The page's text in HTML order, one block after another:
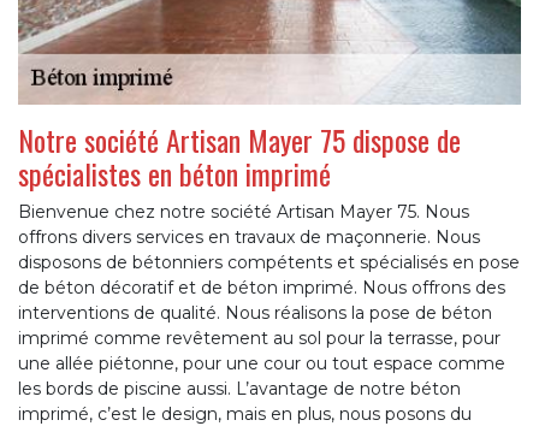
Notre société Artisan Mayer 75 dispose de
spécialistes en béton imprimé
Bienvenue chez notre société Artisan Mayer 75. Nous
offrons divers services en travaux de maçonnerie. Nous
disposons de bétonniers compétents et spécialisés en pose
de béton décoratif et de béton imprimé. Nous offrons des
interventions de qualité. Nous réalisons la pose de béton
imprimé comme revêtement au sol pour la terrasse, pour
une allée piétonne, pour une cour ou tout espace comme
les bords de piscine aussi. L’avantage de notre béton
imprimé, c’est le design, mais en plus, nous posons du